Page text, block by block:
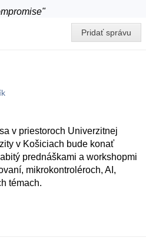
Pridať správu
v priestoroch Univerzitnej
v Košiciach bude konať
prednáškami a workshopmi
mikrokontroléroch, AI,
témach.